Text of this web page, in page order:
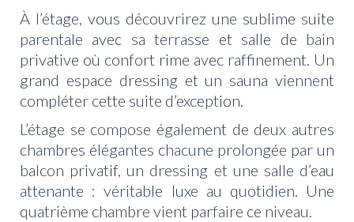
À l’étage, vous découvrirez une sublime suite
parentale avec sa terrasse et salle de bain
privative où confort rime avec raffinement. Un
grand espace dressing et un sauna viennent
compléter cette suite d’exception.
L’étage se compose également de deux autres
chambres élégantes chacune prolongée par un
balcon privatif, un dressing et une salle d’eau
attenante : véritable luxe au quotidien. Une
quatrième chambre vient parfaire ce niveau.